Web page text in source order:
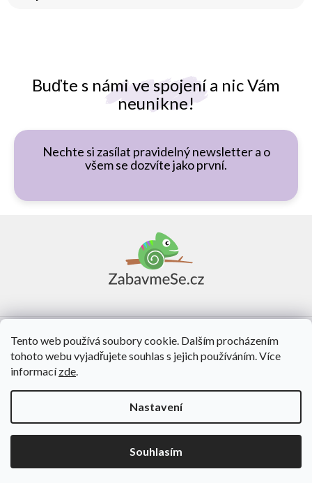
Tento web používá soubory cookie. Dalším procházením
tohoto webu vyjadřujete souhlas s jejich používáním. Více
informacízde.
Nastavení
Souhlasím
Buďte s námi ve spojení a nic Vám
neunikne!
Nechte si zasílat pravidelný newsletter a o
všem se dozvíte jako první.
O nás
Vytvořil Shoptet